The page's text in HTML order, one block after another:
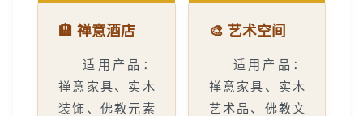
🏨 禅意酒店
适用产品：
禅意家具、实木
装饰、佛教元素
🎨 艺术空间
适用产品：
禅意家具、实木
艺术品、佛教文